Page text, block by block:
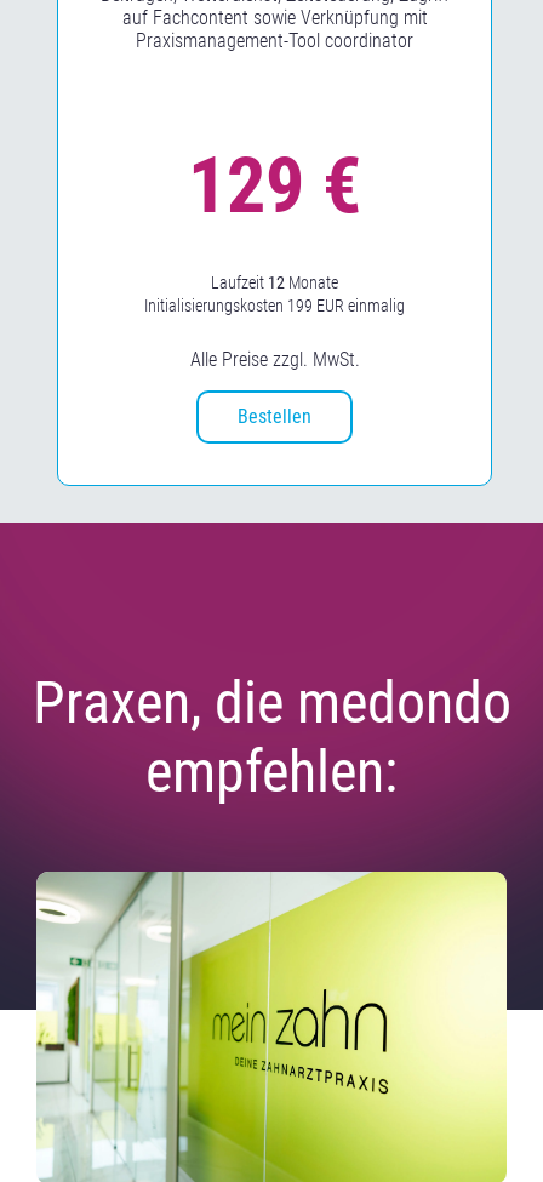
auf Fachcontent sowie Verknüpfung mit
Praxismanagement-Tool coordinator
Laufzeit 12 Monate
Initialisierungskosten 199 EUR einmalig
Alle Preise zzgl. MwSt.
Bestellen
Praxen, die medondo
empfehlen: